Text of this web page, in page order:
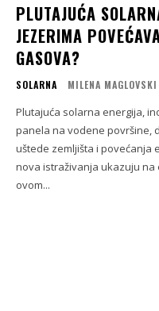
PLUTAJUĆA
JEZERIMA
GASOVA?
SOLARNA MILENA MAGLOVSKI
Plutajuća solarna energija,
panela na vodene površine,
uštede zemljišta i povećanja
nova istraživanja ukazuju
ovom...